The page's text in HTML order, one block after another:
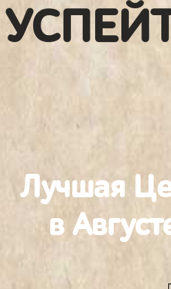
Лучшая
в